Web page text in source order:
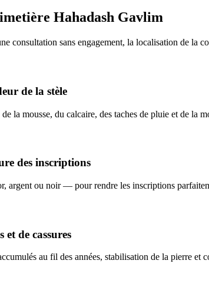
Hahadash Gavlim
consultation sans engagement, la localisation de la
de la stèle
la mousse, du calcaire, des taches de pluie et de la
des inscriptions
argent ou noir — pour rendre les inscriptions
et de cassures
au fil des années, stabilisation de la pierre et